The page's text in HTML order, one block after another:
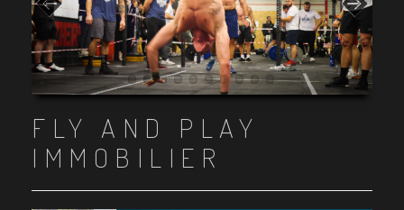
Item 1
Item 2
Item 3
Item 4
Item 5
Item 6
Item 7
Item 8
Item 9
Item 10
FLY AND PLAY
IMMOBILIER